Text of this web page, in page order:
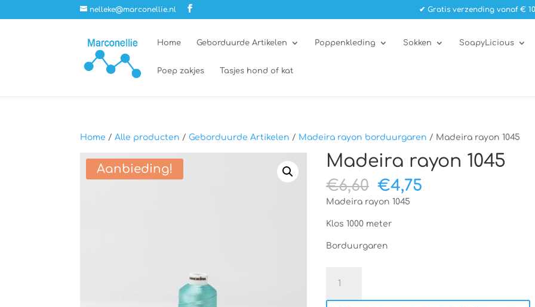
nelleke@marconellie.nl ✔ Gratis verzending vanaf €
Home Geborduurde Artikelen Poppenkleding Sokken SoapyLicious
Poep zakjes Tasjes hond of kat
Home /Alle producten / Geborduurde Artikelen / Madeira rayon borduurgaren / Madeira rayon 1045
Aanbieding! Madeira rayon 1045
€6,60 Oorspronkelijke
prijs
€6,60.
€4,75
Madeira rayon 1045
Klos 1000 meter
Borduurgaren
rayon
1045